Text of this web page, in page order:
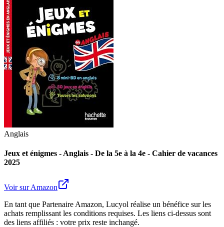
Anglais
Jeux et énigmes - Anglais - De la 5e à la 4e - Cahier de vacances
2025
Voir sur Amazon
En tant que Partenaire Amazon, Lucyol réalise un bénéfice sur les
achats remplissant les conditions requises. Les liens ci-dessus sont
des liens affiliés : votre prix reste inchangé.